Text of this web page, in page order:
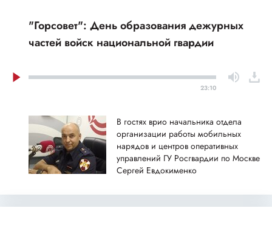
"Горсовет": День образования дежурных
частей войск национальной гвардии
23:10
В гостях врио начальника отдела
организации работы мобильных
нарядов и центров оперативных
управлений ГУ Росгвардии по Москве
Сергей Евдокименко